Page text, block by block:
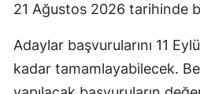
21 Ağustos 2026 tarihinde
Adaylar başvurularını 11
kadar tamamlayabilecek.